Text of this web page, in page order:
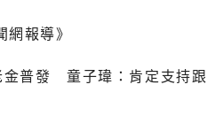
網報導》
金普發 童子瑋：肯定支持跟